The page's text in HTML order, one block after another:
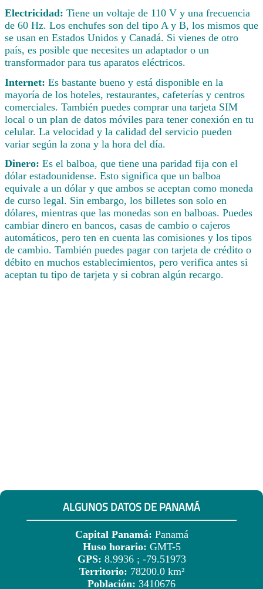
Electricidad: Tiene un voltaje de 110 V y una frecuencia
de 60 Hz. Los enchufes son del tipo A y B, los mismos que
se usan en Estados Unidos y Canadá. Si vienes de otro
país, es posible que necesites un adaptador o un
transformador para tus aparatos eléctricos.
Internet: Es bastante bueno y está disponible en la
mayoría de los hoteles, restaurantes, cafeterías y centros
comerciales. También puedes comprar una tarjeta SIM
local o un plan de datos móviles para tener conexión en tu
celular. La velocidad y la calidad del servicio pueden
variar según la zona y la hora del día.
Dinero: Es el balboa, que tiene una paridad fija con el
dólar estadounidense. Esto significa que un balboa
equivale a un dólar y que ambos se aceptan como moneda
de curso legal. Sin embargo, los billetes son solo en
dólares, mientras que las monedas son en balboas. Puedes
cambiar dinero en bancos, casas de cambio o cajeros
automáticos, pero ten en cuenta las comisiones y los tipos
de cambio. También puedes pagar con tarjeta de crédito o
débito en muchos establecimientos, pero verifica antes si
aceptan tu tipo de tarjeta y si cobran algún recargo.
ALGUNOS DATOS DE PANAMÁ
Capital Panamá: Panamá
Huso horario: GMT-5
GPS: 8.9936 ; -79.51973
Territorio: 78200.0 km²
Población: 3410676